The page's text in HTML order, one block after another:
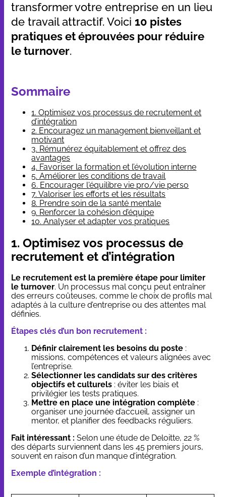
transformer votre entreprise en un lieu
de travail attractif. Voici 10 pistes
pratiques et éprouvées pour réduire
le turnover.
Sommaire
1. Optimisez vos processus de recrutement et
d’intégration
2. Encouragez un management bienveillant et
motivant
3. Rémunérez équitablement et offrez des
avantages
4. Favoriser la formation et l’évolution interne
5. Améliorer les conditions de travail
6. Encourager l'équilibre vie pro/vie perso
7. Valoriser les efforts et les résultats
8. Prendre soin de la santé mentale
9. Renforcer la cohésion d’équipe
10. Analyser et adapter vos pratiques
1. Optimisez vos processus de
recrutement et d’intégration
Le recrutement est la première étape pour limiter
le turnover. Un processus mal conçu peut entraîner
des erreurs coûteuses, comme le choix de profils mal
adaptés à la culture d’entreprise ou des attentes mal
définies.
Étapes clés d’un bon recrutement :
Définir clairement les besoins du poste :
missions, compétences et valeurs alignées avec
l’entreprise.
Sélectionner les candidats sur des critères
objectifs et culturels : éviter les biais et
privilégier les tests pratiques.
Mettre en place une intégration complète :
organiser une journée d’accueil, assigner un
mentor, et planifier des feedbacks réguliers.
Fait intéressant : Selon une étude de Deloitte, 22 %
des départs surviennent dans les 45 premiers jours,
souvent en raison d’un manque d’intégration.
Exemple d’intégration :